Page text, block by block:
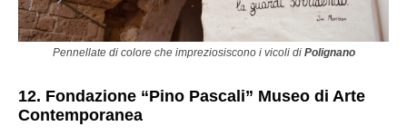
Pennellate di colore che impreziosiscono i vicoli di Polignano
12. Fondazione “Pino Pascali” Museo di Arte
Contemporanea